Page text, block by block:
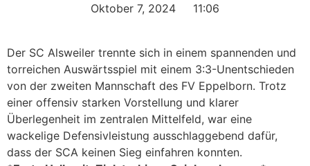
Oktober 7, 2024 11:06
Der SC Alsweiler trennte sich in einem spannenden und
torreichen Auswärtsspiel mit einem 3:3-Unentschieden
von der zweiten Mannschaft des FV Eppelborn. Trotz
einer offensiv starken Vorstellung und klarer
Überlegenheit im zentralen Mittelfeld, war eine
wackelige Defensivleistung ausschlaggebend dafür,
dass der SCA keinen Sieg einfahren konnten.